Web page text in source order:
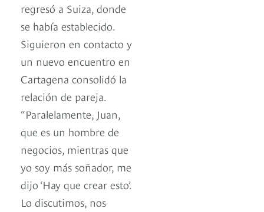
regresó a Suiza, donde
se había establecido.
Siguieron en contacto y
un nuevo encuentro en
Cartagena consolidó la
relación de pareja.
“Paralelamente, Juan,
que es un hombre de
negocios, mientras que
yo soy más soñador, me
dijo ‘Hay que crear esto’.
Lo discutimos, nos